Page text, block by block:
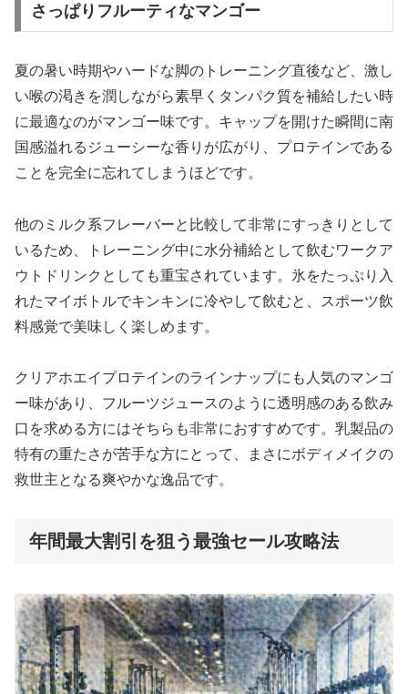
さっぱりフルーティなマンゴー
夏の暑い時期やハードな脚のトレーニング直後など、激し
い喉の渇きを潤しながら素早くタンパク質を補給したい時
に最適なのがマンゴー味です。キャップを開けた瞬間に南
国感溢れるジューシーな香りが広がり、プロテインである
ことを完全に忘れてしまうほどです。
他のミルク系フレーバーと比較して非常にすっきりとして
いるため、トレーニング中に水分補給として飲むワークア
ウトドリンクとしても重宝されています。氷をたっぷり入
れたマイボトルでキンキンに冷やして飲むと、スポーツ飲
料感覚で美味しく楽しめます。
クリアホエイプロテインのラインナップにも人気のマンゴ
ー味があり、フルーツジュースのように透明感のある飲み
口を求める方にはそちらも非常におすすめです。乳製品の
特有の重たさが苦手な方にとって、まさにボディメイクの
救世主となる爽やかな逸品です。
年間最大割引を狙う最強セール攻略法